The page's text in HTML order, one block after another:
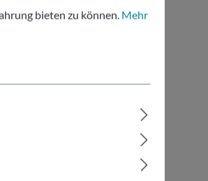
bieten zu können. Mehr